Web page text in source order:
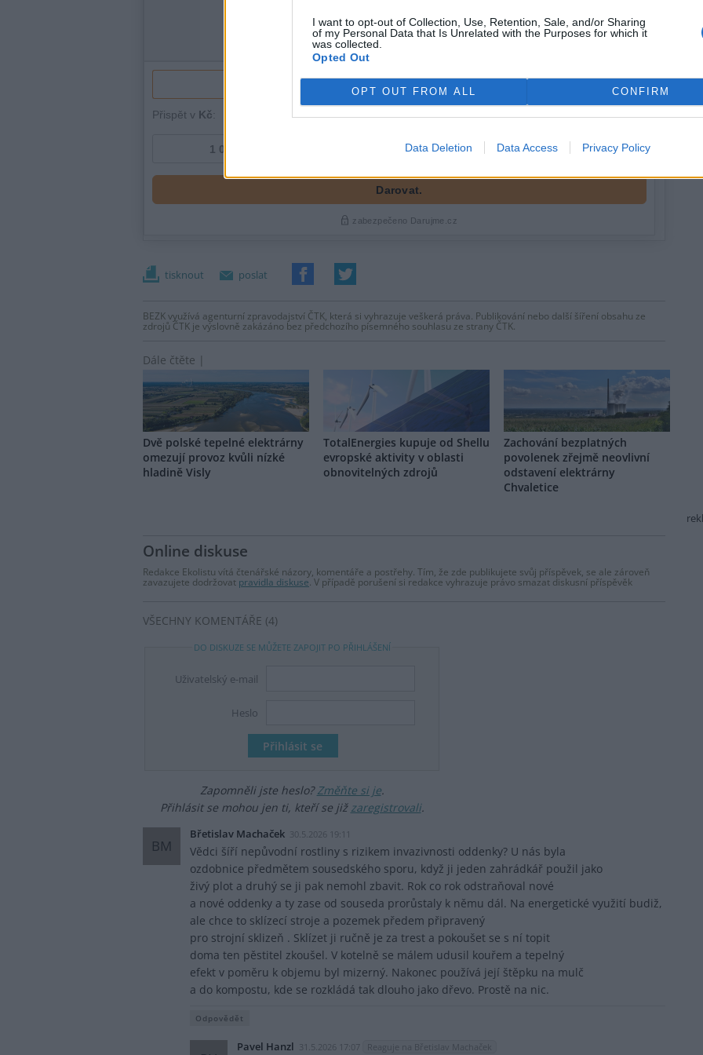
I want to opt-out of Collection, Use, Retention, Sale, and/or Sharing
of my Personal Data that Is Unrelated with the Purposes for which it
was collected.
Opted Out
OPT OUT FROM ALL CONFIRM
Data Deletion Data Access Privacy Policy
tisknout poslat
BEZK využívá agenturní zpravodajství ČTK, která si vyhrazuje veškerá práva. Publikování nebo další šíření obsahu ze
zdrojů ČTK je výslovně zakázáno bez předchozího písemného souhlasu ze strany ČTK.
Dále čtěte |
Dvě polské tepelné elektrárny
omezují provoz kvůli nízké
hladině Visly
TotalEnergies kupuje od Shellu
evropské aktivity v oblasti
obnovitelných zdrojů
Zachování bezplatných
povolenek zřejmě neovlivní
odstavení elektrárny
Chvaletice
Online diskuse
Redakce Ekolistu vítá čtenářské názory, komentáře a postřehy. Tím, že zde publikujete svůj příspěvek, se ale zároveň
zavazujete dodržovat pravidla diskuse. V případě porušení si redakce vyhrazuje právo smazat diskusní příspěvěk
VŠECHNY KOMENTÁŘE (4)
DO DISKUZE SE MŮŽETE ZAPOJIT PO PŘIHLÁŠENÍ
Uživatelský e-mail
Heslo
Zapomněli jste heslo?Změňte si je.
Přihlásit se mohou jen ti, kteří se již zaregistrovali.
BM
Břetislav Machaček 30.5.2026 19:11
Vědci šíří nepůvodní rostliny s rizikem invazivnosti oddenky? U nás byla
ozdobnice předmětem sousedského sporu, když ji jeden zahrádkář použil jako
živý plot a druhý se ji pak nemohl zbavit. Rok co rok odstraňoval nové
a nové oddenky a ty zase od souseda prorůstaly k němu dál. Na energetické využití budiž,
ale chce to sklízecí stroje a pozemek předem připravený
pro strojní sklizeň . Sklízet ji ručně je za trest a pokoušet se s ní topit
doma ten pěstitel zkoušel. V kotelně se málem udusil kouřem a tepelný
efekt v poměru k objemu byl mizerný. Nakonec používá její štěpku na mulč
a do kompostu, kde se rozkládá tak dlouho jako dřevo. Prostě na nic.
Odpovědět
Pavel Hanzl 31.5.2026 17:07 Reaguje na Břetislav Machaček